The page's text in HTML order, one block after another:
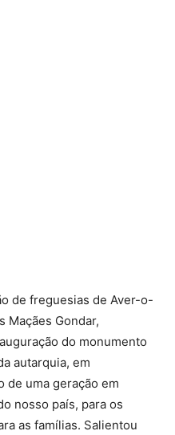
de freguesias de Aver-o-
Maçães Gondar,
do monumento
autarquia, em
uma geração em
nosso país, para os
as famílias. Salientou